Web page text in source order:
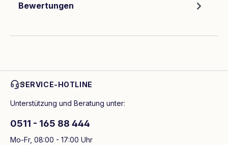
Bewertungen
SERVICE-HOTLINE
Unterstützung und Beratung unter:
0511 - 165 88 444
Mo-Fr, 08:00 - 17:00 Uhr